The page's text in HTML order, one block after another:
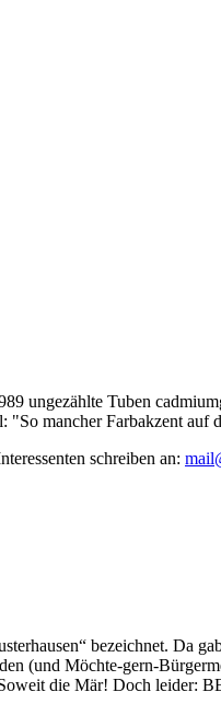
ungezählte Tuben
mancher Farbakzent
schreiben an:
bezeichnet. Da
(und Möchte-gern-
die Mär! Doch leider: